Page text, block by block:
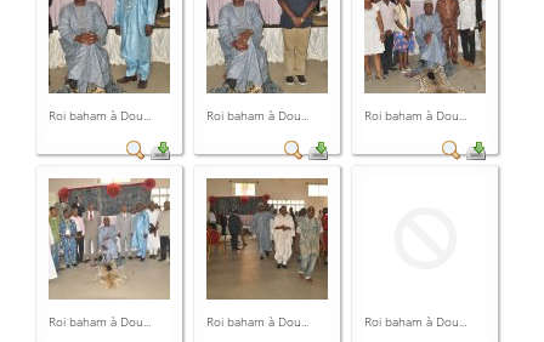
Roi baham à Dou... Roi baham à Dou... Roi baham à Dou...
Roi baham à Dou... Roi baham à Dou... Roi baham à Dou...